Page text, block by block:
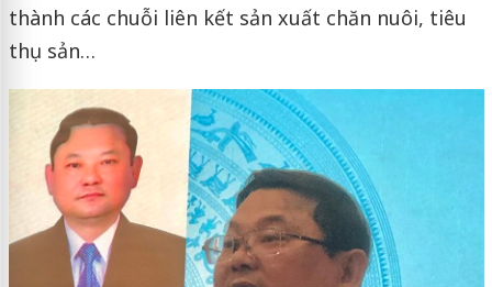
thành các chuỗi liên kết sản xuất chăn nuôi, tiêu
thụ sản…